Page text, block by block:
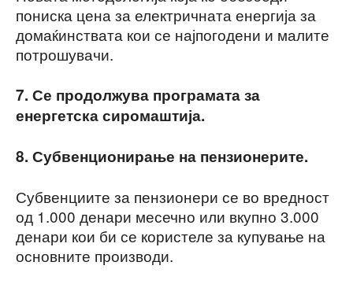
пониска цена за електричната енергија за
домаќинствата кои се најпогодени и малите
потрошувачи.
7. Се продолжува програмата за
енергетска сиромаштија.
8. Субвенционирање на пензионерите.
Субвенциите за пензионери се во вредност
од 1.000 денари месечно или вкупно 3.000
денари кои би се користеле за купување на
основните производи.